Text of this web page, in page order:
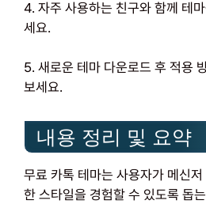
4. 자주 사용하는 친구와 함께 테
세요.
5. 새로운 테마 다운로드 후 적용
보세요.
내용 정리 및 요약
무료 카톡 테마는 사용자가 메신
한 스타일을 경험할 수 있도록 돕